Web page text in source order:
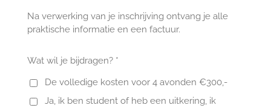
Na verwerking van je inschrijving ontvang je alle
praktische informatie en een factuur.
Wat wil je bijdragen? *
De volledige kosten voor 4 avonden €300,-
Ja, ik ben student of heb een uitkering, ik